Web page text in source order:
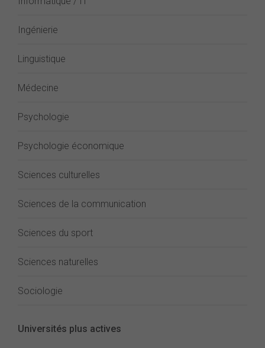
Ingénierie
Linguistique
Médecine
Psychologie
Psychologie économique
Sciences culturelles
Sciences de la communication
Sciences du sport
Sciences naturelles
Sociologie
Universités plus actives